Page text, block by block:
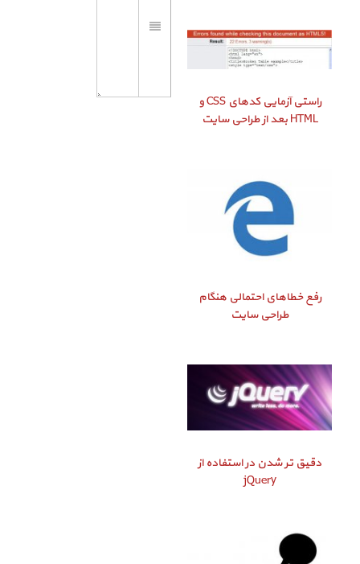
راستی‌ آزمایی کدهای CSS و
HTML بعد از طراحی سایت
رفع خطاهای احتمالی هنگام
طراحی سایت
دقیق‌ تر شدن در استفاده از
jQuery